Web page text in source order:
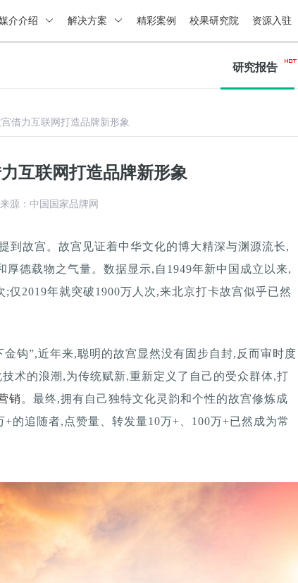
介介绍 解决方案 精彩案例 校果研究院 资源入驻
研究报告
借力互联网打造品牌新形象
互联网打造品牌新形象
来源：中国国家品牌网
到故宫。故宫见证着中华文化的博大精深与渊源流长,
厚德载物之气量。数据显示,自1949年新中国成立以来,
仅2019年就突破1900万人次,来北京打卡故宫似乎已然
钩”,近年来,聪明的故宫显然没有固步自封,反而审时度
术的浪潮,为传统赋新,重新定义了自己的受众群体,打
销 。最终,拥有自己独特文化灵韵和个性的故宫修炼成
+的追随者,点赞量、转发量10万+、100万+已然成为常